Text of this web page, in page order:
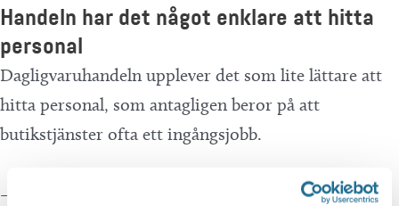
Handeln har det något enklare att hitta
personal
Dagligvaruhandeln upplever det som lite lättare att
hitta personal, som antagligen beror på att
butikstjänster ofta ett ingångsjobb.
– I handeln tar man ofta emot praktikanter från